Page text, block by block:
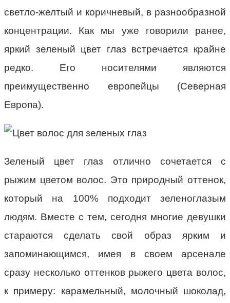
светло-желтый и коричневый, в разнообразной
концентрации. Как мы уже говорили ранее,
яркий зеленый цвет глаз встречается крайне
редко. Его носителями являются
преимущественно европейцы (Северная
Европа).
Зеленый цвет глаз отлично сочетается с
рыжим цветом волос. Это природный оттенок,
который на 100% подходит зеленоглазым
людям. Вместе с тем, сегодня многие девушки
стараются сделать свой образ ярким и
запоминающимся, имея в своем арсенале
сразу несколько оттенков рыжего цвета волос,
к примеру: карамельный, молочный шоколад,